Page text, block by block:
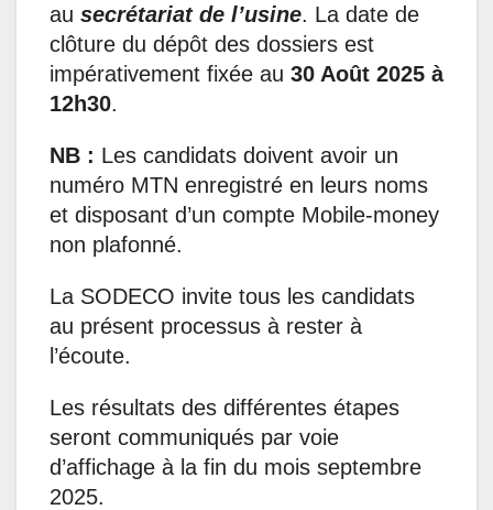
au secrétariat de l’usine. La date de
clôture du dépôt des dossiers est
impérativement fixée au 30 Août 2025 à
12h30.
NB : Les candidats doivent avoir un
numéro MTN enregistré en leurs noms
et disposant d’un compte Mobile-money
non plafonné.
La SODECO invite tous les candidats
au présent processus à rester à
l’écoute.
Les résultats des différentes étapes
seront communiqués par voie
d’affichage à la fin du mois septembre
2025.